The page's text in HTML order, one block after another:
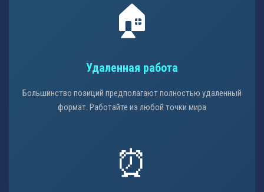
🏠
Удаленная работа
Большинство позиций предполагают полностью удаленный
формат. Работайте из любой точки мира
⏰